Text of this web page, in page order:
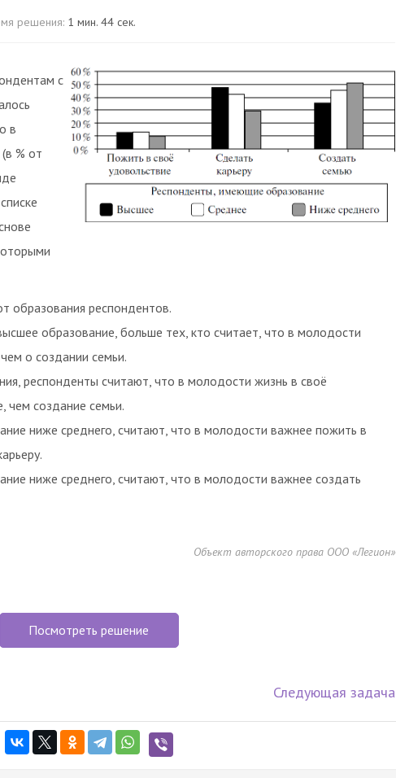
решения: 1 мин. 44 сек.
с
в
% от
образования респондентов.
образование, больше тех, кто считает, что в молодости
о создании семьи.
респонденты считают, что в молодости жизнь в своё
чем создание семьи.
ниже среднего, считают, что в молодости важнее пожить в
ниже среднего, считают, что в молодости важнее создать
Объект авторского права ООО «Легион»
Посмотреть решение
Следующая задача